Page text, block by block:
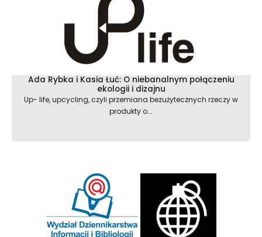
Ada Rybka i Kasia Łuć: O niebanalnym połączeniu
ekologii i dizajnu
Up- life, upcycling, czyli przemiana bezużytecznych rzeczy w
produkty o...